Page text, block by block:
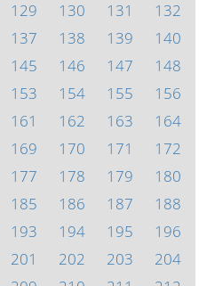
129 130 131
132
137 138 139
140
145 146 147
148
153 154 155
156
161 162 163
164
169 170 171
172
177 178 179
180
185 186 187
188
193 194 195
196
201 202 203
204